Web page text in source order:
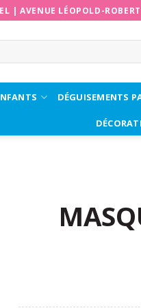
|AVENUE LÉOPOLD-
DÉGUISEMENTS